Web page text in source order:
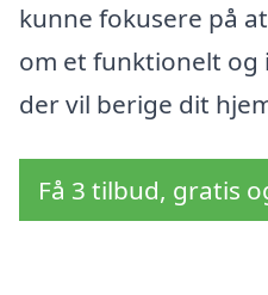
kunne fokusere på
om et funktionelt og
der vil berige dit
Få 3 tilbud, gratis